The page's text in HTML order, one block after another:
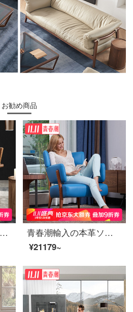
お勧め商品
青春の潮の実木の1人のソファーの本革のレジャーのソファーの椅子は軽奢な1人のソファーの椅子北米の暗いクルミの木のハイエンドの別荘のレジャーの椅子の暗いカレー色です。
青春潮輸入の本革ソファと椅子の木のソファーとレジャーチェアの黒い金の木のシングルソファーの空は青いです（3089）オーストラリアの小さい牛革
¥21179~